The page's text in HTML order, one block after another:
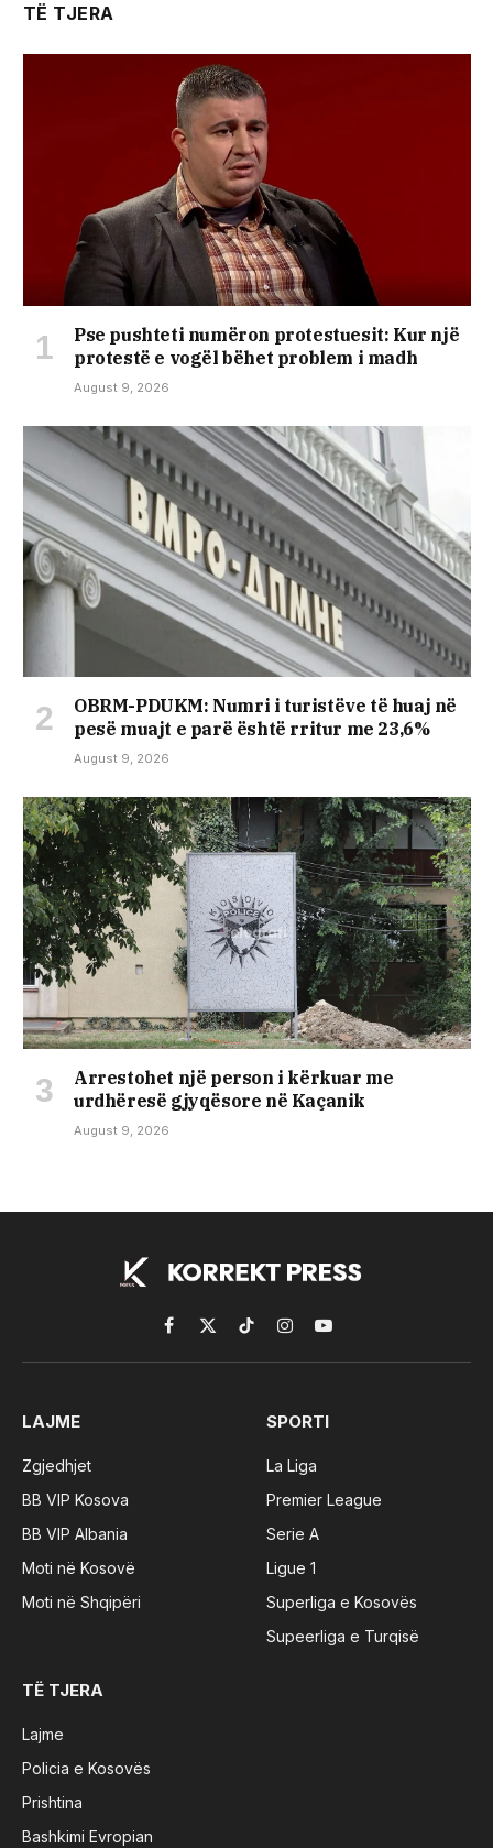
TË TJERA
Pse pushteti numëron protestuesit: Kur një
protestë e vogël bëhet problem i madh
August 9, 2026
OBRM-PDUKM: Numri i turistëve të huaj në
pesë muajt e parë është rritur me 23,6%
August 9, 2026
Arrestohet një person i kërkuar me
urdhëresë gjyqësore në Kaçanik
August 9, 2026
Facebook
X
(Twitter)
TikTokInstagramYouTube
LAJME
Zgjedhjet
BB VIP Kosova
BB VIP Albania
Moti në Kosovë
Moti në Shqipëri
SPORTI
La Liga
Premier League
Serie A
Ligue 1
Superliga e Kosovës
Supeerliga e Turqisë
TË TJERA
Lajme
Policia e Kosovës
Prishtina
Bashkimi Evropian